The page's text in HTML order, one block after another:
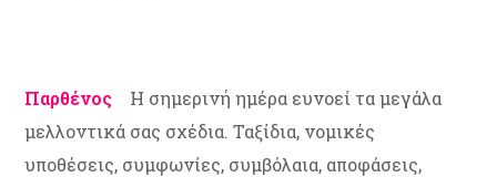
Παρθένος Η σημερινή ημέρα ευνοεί τα μεγάλα
μελλοντικά σας σχέδια. Ταξίδια, νομικές
υποθέσεις, συμφωνίες, συμβόλαια, αποφάσεις,